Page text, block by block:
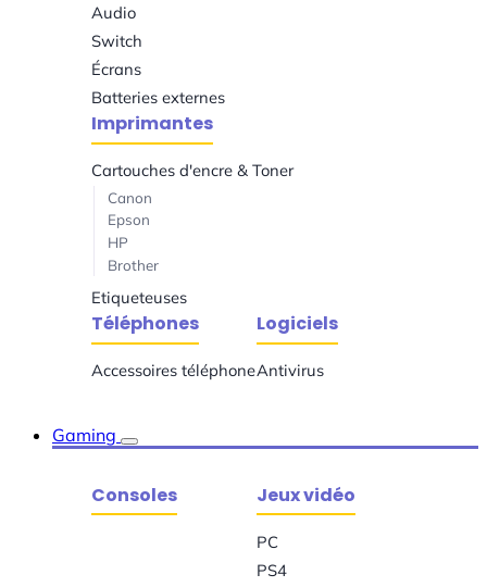
Audio
Switch
Écrans
Batteries externes
Imprimantes
Cartouches d'encre & Toner
Canon
Epson
HP
Brother
Etiqueteuses
Téléphones
Accessoires téléphone
Logiciels
Antivirus
Gaming
Consoles Jeux vidéo
PC
PS4